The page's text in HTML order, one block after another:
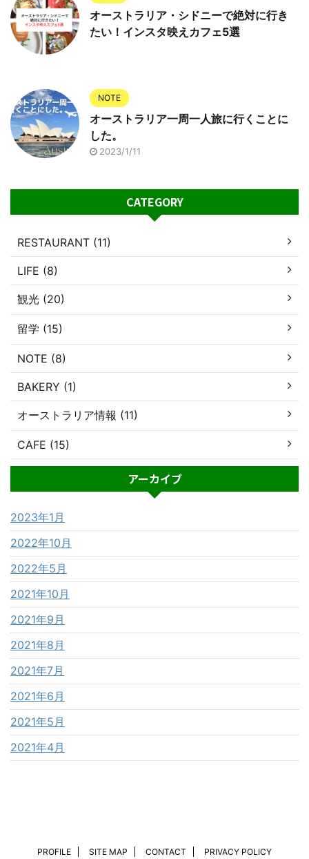
オーストラリア・シドニーで絶対に行き
たい！インスタ映えカフェ5選
NOTE
オーストラリア一周一人旅に行くことに
した。
2023/1/11
CATEGORY
RESTAURANT (11)
LIFE (8)
観光 (20)
留学 (15)
NOTE (8)
BAKERY (1)
オーストラリア情報 (11)
CAFE (15)
アーカイブ
2023年1月
2022年10月
2022年5月
2021年10月
2021年9月
2021年8月
2021年7月
2021年6月
2021年5月
2021年4月
PROFILE SITE MAP CONTACT PRIVACY POLICY